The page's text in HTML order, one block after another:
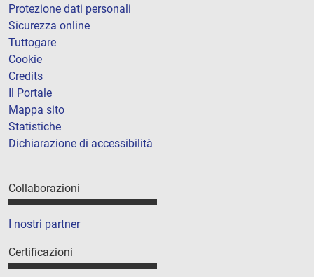
Protezione dati personali
Sicurezza online
Tuttogare
Cookie
Credits
Il Portale
Mappa sito
Statistiche
Dichiarazione di accessibilità
Collaborazioni
I nostri partner
Certificazioni